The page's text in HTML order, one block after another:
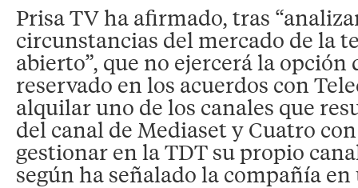
Prisa TV ha afirmado, tras
circunstancias del mercado de la
abierto”, que no ejercerá la opción
reservado en los acuerdos con
alquilar uno de los canales que
del canal de Mediaset y Cuatro
gestionar en la TDT su propio
según ha señalado la compañía